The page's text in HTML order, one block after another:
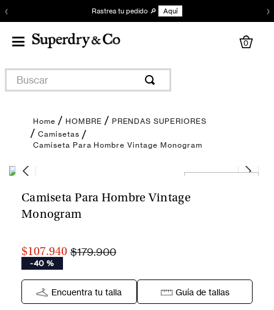
‹ Rastrea tu pedido 🔎 Aquí ›
0
Buscar
HOMBRE
PRENDAS SUPERIORES
Camisetas
Camiseta Para Hombre Vintage Monogram
Camiseta Para Hombre Vintage
Monogram
$107.940 $179.900
-40 %
Encuentra tu talla Guía de tallas